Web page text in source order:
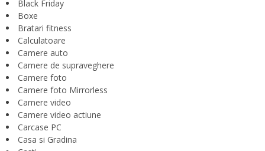
Black Friday
Boxe
Bratari fitness
Calculatoare
Camere auto
Camere de supraveghere
Camere foto
Camere foto Mirrorless
Camere video
Camere video actiune
Carcase PC
Casa si Gradina